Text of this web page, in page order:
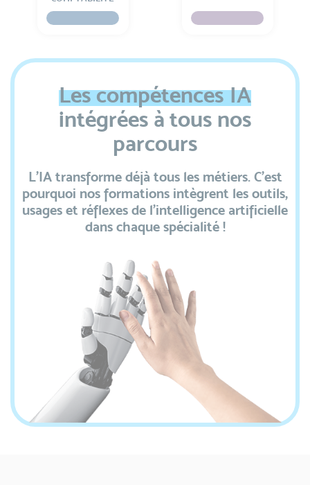
LescompétencesIA
intégrées à tous nos
parcours
L’IA transforme déjà tous les métiers. C’est
pourquoi nos formations intègrent les outils,
usages et réflexes de l’intelligence artificielle
dans chaque spécialité !